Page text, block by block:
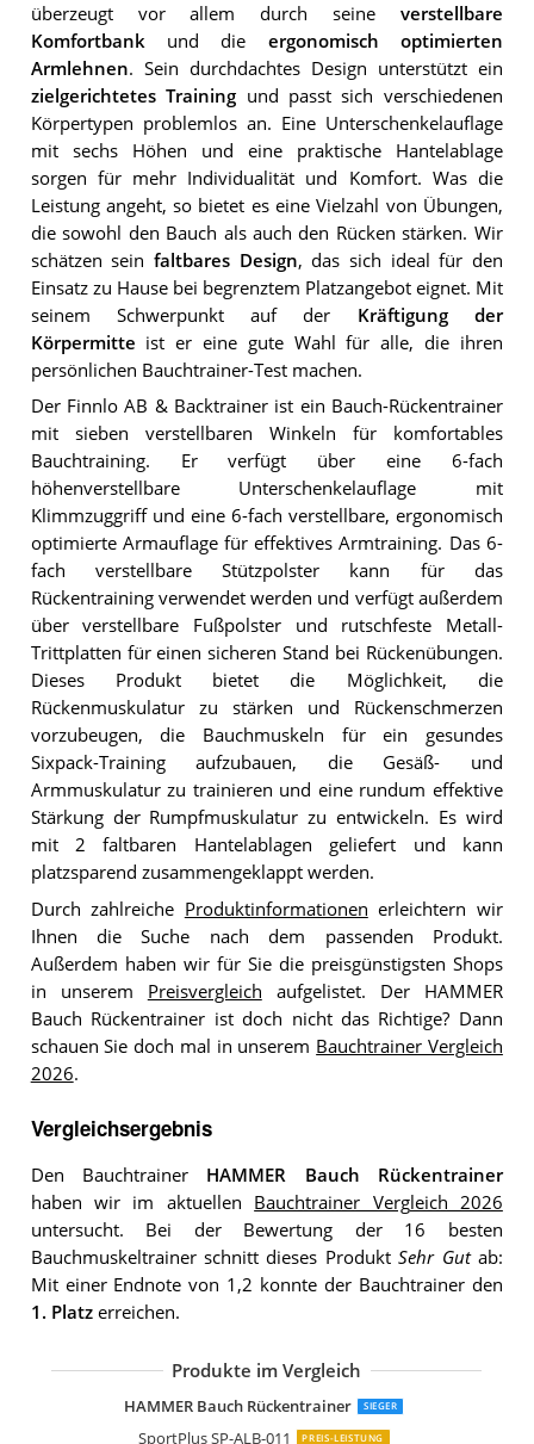
überzeugt vor allem durch seine verstellbare
Komfortbank und die ergonomisch optimierten
Armlehnen. Sein durchdachtes Design unterstützt ein
zielgerichtetes Training und passt sich verschiedenen
Körpertypen problemlos an. Eine Unterschenkelauflage
mit sechs Höhen und eine praktische Hantelablage
sorgen für mehr Individualität und Komfort. Was die
Leistung angeht, so bietet es eine Vielzahl von Übungen,
die sowohl den Bauch als auch den Rücken stärken. Wir
schätzen sein faltbares Design, das sich ideal für den
Einsatz zu Hause bei begrenztem Platzangebot eignet. Mit
seinem Schwerpunkt auf der Kräftigung der
Körpermitte ist er eine gute Wahl für alle, die ihren
persönlichen Bauchtrainer-Test machen.
Der Finnlo AB & Backtrainer ist ein Bauch-Rückentrainer
mit sieben verstellbaren Winkeln für komfortables
Bauchtraining. Er verfügt über eine 6-fach
höhenverstellbare Unterschenkelauflage mit
Klimmzuggriff und eine 6-fach verstellbare, ergonomisch
optimierte Armauflage für effektives Armtraining. Das 6-
fach verstellbare Stützpolster kann für das
Rückentraining verwendet werden und verfügt außerdem
über verstellbare Fußpolster und rutschfeste Metall-
Trittplatten für einen sicheren Stand bei Rückenübungen.
Dieses Produkt bietet die Möglichkeit, die
Rückenmuskulatur zu stärken und Rückenschmerzen
vorzubeugen, die Bauchmuskeln für ein gesundes
Sixpack-Training aufzubauen, die Gesäß- und
Armmuskulatur zu trainieren und eine rundum effektive
Stärkung der Rumpfmuskulatur zu entwickeln. Es wird
mit 2 faltbaren Hantelablagen geliefert und kann
platzsparend zusammengeklappt werden.
Durch zahlreiche Produktinformationen erleichtern wir
Ihnen die Suche nach dem passenden Produkt.
Außerdem haben wir für Sie die preisgünstigsten Shops
in unserem Preisvergleich aufgelistet. Der HAMMER
Bauch Rückentrainer ist doch nicht das Richtige? Dann
schauen Sie doch mal in unserem Bauchtrainer Vergleich
2026.
Vergleichsergebnis
Den Bauchtrainer HAMMER Bauch Rückentrainer
haben wir im aktuellen Bauchtrainer Vergleich 2026
untersucht. Bei der Bewertung der 16 besten
Bauchmuskeltrainer schnitt dieses ProduktSehr Gutab:
Mit einer Endnote von 1,2 konnte der Bauchtrainer den
1. Platzerreichen.
Produkte im Vergleich
HAMMER Bauch Rückentrainer SIEGER
SportPlus SP-ALB-011 PREIS-LEISTUNG
Dskeuzeew Bauchtrainer
LIFERUN Bauchtrainer für zuhause
TREX SPORT TX-050B Sit Up Bank
VITALmaxx Fitmaxx 5
Ultrasport Ultra 150 Curved
Finnlo Bauchtrainer AB Dominox
Body Sculpture BB6000
Ultrasport AB Trainer